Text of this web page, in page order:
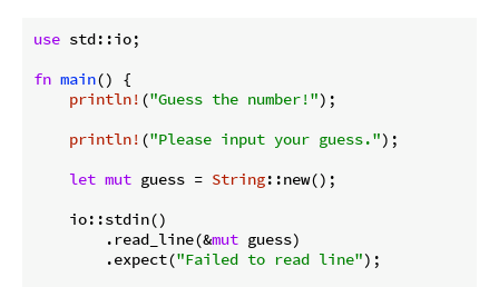
use std::io;
fn main() {
println! ("Guess the number!");
println! ("Please input your guess.");
let mut guess = String::new();
    io::stdin()
        .read_line(&
mut guess)
        .expect(
"Failed to read line");